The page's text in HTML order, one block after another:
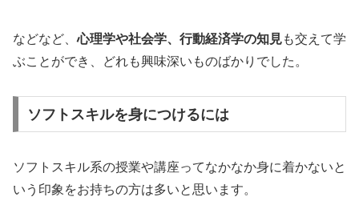
などなど、心理学や社会学、行動経済学の知見も交えて学
ぶことができ、どれも興味深いものばかりでした。
ソフトスキルを身につけるには
ソフトスキル系の授業や講座ってなかなか身に着かないと
いう印象をお持ちの方は多いと思います。